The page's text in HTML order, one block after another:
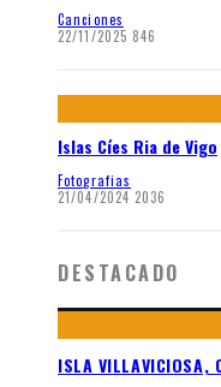
Canciones
22/11/2025 846
Islas Cíes Ria de Vigo
Fotografias
21/04/2024 2036
DESTACADO
ISLA VILLAVICIOSA,